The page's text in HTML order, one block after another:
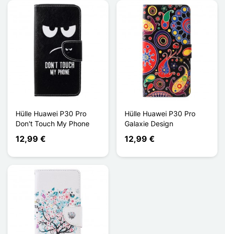
Hülle Huawei P30 Pro
Don't Touch My Phone
12,99 €
Hülle Huawei P30 Pro
Galaxie Design
12,99 €